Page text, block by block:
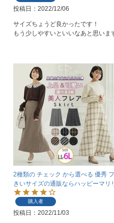
投稿日 2022/12/06
サイズちょうど良かったです！
もう少しやすいといいなあと思い
2種類の チェック から選べる 優秀
きいサイズの通販ならハッピーマリ
購入者
投稿日 2022/11/03